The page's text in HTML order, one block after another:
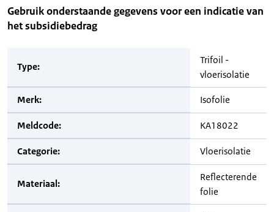
Gebruik onderstaande gegevens voor een indicatie van
het subsidiebedrag
Type:
Trifoil -
vloerisolatie
Merk: Isofolie
Meldcode: KA18022
Categorie: Vloerisolatie
Materiaal:
Reflecterende
folie